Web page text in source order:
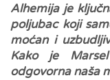
Alhemija je
poljubac koji
moćan i
Kako je
odgovorna naša